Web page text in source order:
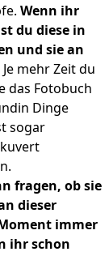
Wenn ihr
du diese in
und sie an
Je mehr Zeit du
das Fotobuch
Dinge
sogar
fragen, ob sie
dieser
immer
ihr schon